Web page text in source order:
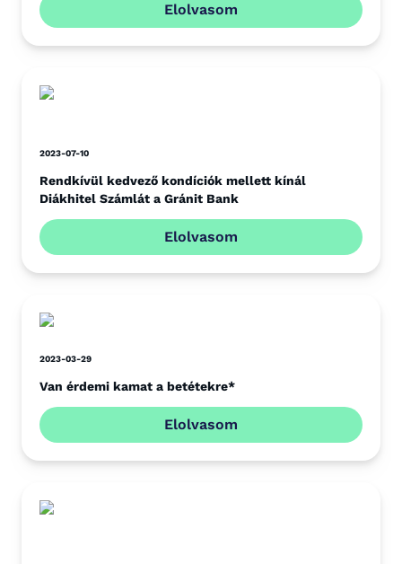
Elolvasom
2023-07-10
Rendkívül kedvező kondíciók mellett kínál
Diákhitel Számlát a Gránit Bank
Elolvasom
2023-03-29
Van érdemi kamat a betétekre*
Elolvasom